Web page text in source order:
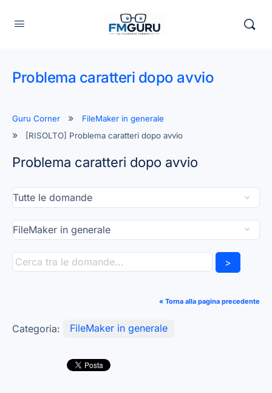
Problema caratteri dopo avvio
Guru Corner
FileMaker in generale
[RISOLTO] Problema caratteri dopo avvio
Problema caratteri dopo avvio
>
« Torna alla pagina precedente
Categoria: FileMaker in generale